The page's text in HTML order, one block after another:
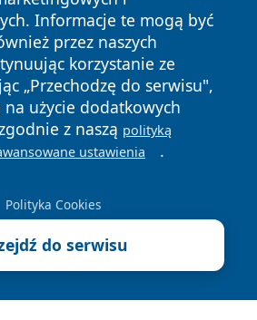
Informacje te mogą być
przez naszych
korzystanie ze
„Przechodzę do serwisu",
na użycie dodatkowych
z naszą polityką
ustawienia .
Polityka Cookies
do serwisu
Wszystkie prawa zastrzeżone.
Polityka
Cookies